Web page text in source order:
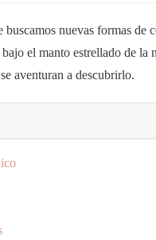
nuevas formas de
el manto estrellado de
aventuran a descubrirlo.